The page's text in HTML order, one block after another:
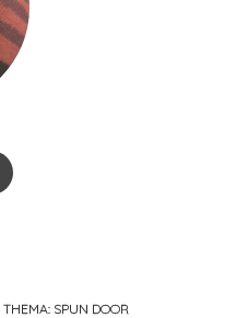
THEMA: SPUN DOOR